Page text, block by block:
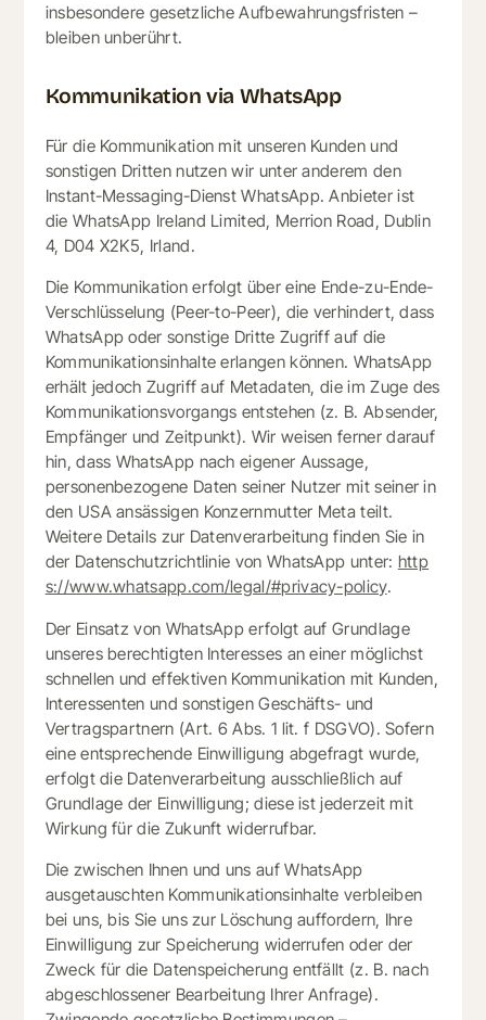
insbesondere gesetzliche Aufbewahrungsfristen –
bleiben unberührt.
Kommunikation via WhatsApp
Für die Kommunikation mit unseren Kunden und
sonstigen Dritten nutzen wir unter anderem den
Instant-Messaging-Dienst WhatsApp. Anbieter ist
die WhatsApp Ireland Limited, Merrion Road, Dublin
4, D04 X2K5, Irland.
Die Kommunikation erfolgt über eine Ende-zu-Ende-
Verschlüsselung (Peer-to-Peer), die verhindert, dass
WhatsApp oder sonstige Dritte Zugriff auf die
Kommunikationsinhalte erlangen können. WhatsApp
erhält jedoch Zugriff auf Metadaten, die im Zuge des
Kommunikationsvorgangs entstehen (z. B. Absender,
Empfänger und Zeitpunkt). Wir weisen ferner darauf
hin, dass WhatsApp nach eigener Aussage,
personenbezogene Daten seiner Nutzer mit seiner in
den USA ansässigen Konzernmutter Meta teilt.
Weitere Details zur Datenverarbeitung finden Sie in
der Datenschutzrichtlinie von WhatsApp unter: http
s://www.whatsapp.com/legal/#privacy-policy.
Der Einsatz von WhatsApp erfolgt auf Grundlage
unseres berechtigten Interesses an einer möglichst
schnellen und effektiven Kommunikation mit Kunden,
Interessenten und sonstigen Geschäfts- und
Vertragspartnern (Art. 6 Abs. 1 lit. f DSGVO). Sofern
eine entsprechende Einwilligung abgefragt wurde,
erfolgt die Datenverarbeitung ausschließlich auf
Grundlage der Einwilligung; diese ist jederzeit mit
Wirkung für die Zukunft widerrufbar.
Die zwischen Ihnen und uns auf WhatsApp
ausgetauschten Kommunikationsinhalte verbleiben
bei uns, bis Sie uns zur Löschung auffordern, Ihre
Einwilligung zur Speicherung widerrufen oder der
Zweck für die Datenspeicherung entfällt (z. B. nach
abgeschlossener Bearbeitung Ihrer Anfrage).